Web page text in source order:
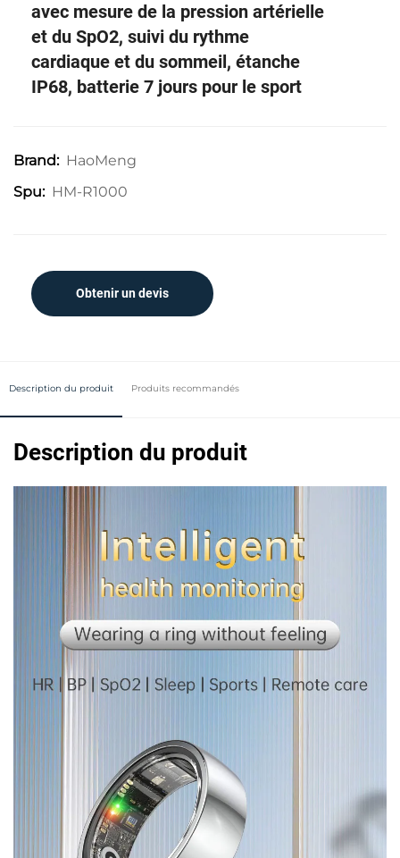
avec mesure de la pression artérielle
et du SpO2, suivi du rythme
cardiaque et du sommeil, étanche
IP68, batterie 7 jours pour le sport
Brand: HaoMeng
Spu: HM-R1000
Obtenir un devis
Description du produit Produits recommandés
Description du produit